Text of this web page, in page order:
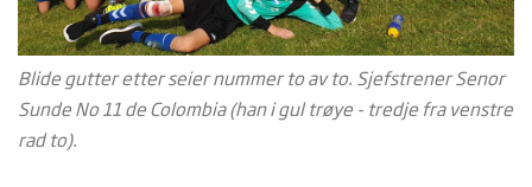
Blide gutter etter seier nummer to av to. Sjefstrener Senor
Sunde No 11 de Colombia (han i gul trøye - tredje fra venstre
rad to).